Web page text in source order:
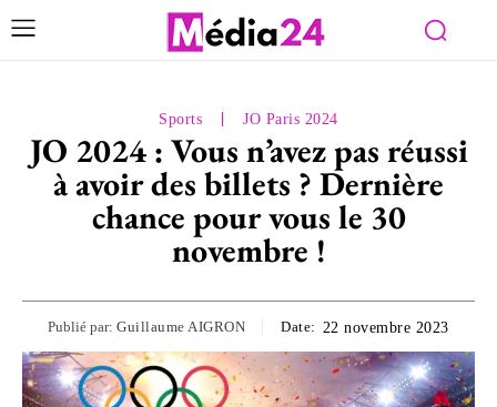
Sports JO Paris 2024
JO 2024 : Vous n’avez pas réussi
à avoir des billets ? Dernière
chance pour vous le 30
novembre !
Publié par: Guillaume AIGRON Date: 22 novembre 2023